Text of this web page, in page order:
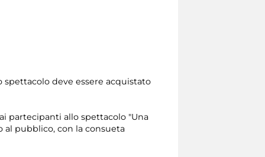
deve essere acquistato
ai partecipanti allo spettacolo "Una
al pubblico, con la consueta